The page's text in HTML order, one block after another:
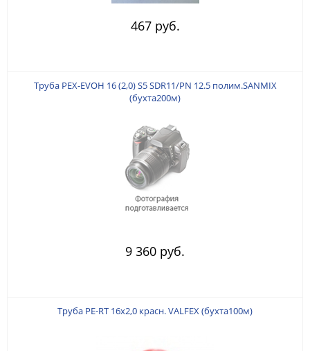
467 руб.
Труба PEX-EVOH 16 (2,0) S5 SDR11/PN 12.5 полим.SANMIX
(бухта200м)
9 360 руб.
Труба PE-RT 16х2,0 красн. VALFEX (бухта100м)